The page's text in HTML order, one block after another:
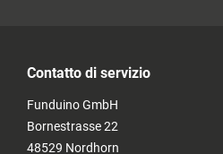
Contatto di servizio
Funduino GmbH
Bornestrasse 22
48529 Nordhorn